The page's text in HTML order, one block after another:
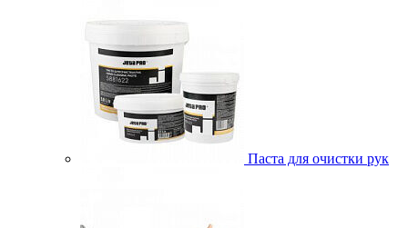
Паста для очистки рук